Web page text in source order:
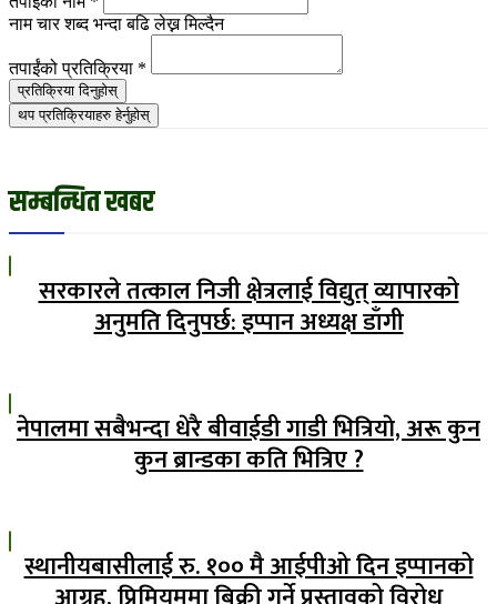
नाम चार शब्द भन्दा बढि लेख्न मिल्दैन
तपाईंको प्रतिक्रिया *
प्रतिक्रिया दिनुहोस्
थप प्रतिक्रियाहरु हेर्नुहोस्
सम्बन्धित खबर
सरकारले तत्काल निजी क्षेत्रलाई विद्युत् व्यापारको
अनुमति दिनुपर्छ: इप्पान अध्यक्ष डाँगी
नेपालमा सबैभन्दा धेरै बीवाईडी गाडी भित्रियाे, अरू कुन
कुन ब्रान्डका कति भित्रिए ?
स्थानीयबासीलाई रु. १०० मै आईपीओ दिन इप्पानको